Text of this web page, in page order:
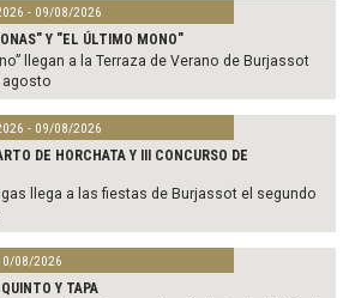
- 09/08/2026
Y "EL ÚLTIMO MONO"
llegan a la Terraza de Verano de Burjassot
agosto
- 09/08/2026
DE HORCHATA Y III CONCURSO DE
llega a las fiestas de Burjassot el segundo
08/2026
Y TAPA